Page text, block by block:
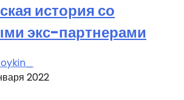
история со
экс-партнерами
2022